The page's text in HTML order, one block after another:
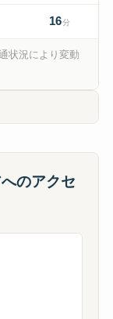
16分
状況により変動
のアクセ